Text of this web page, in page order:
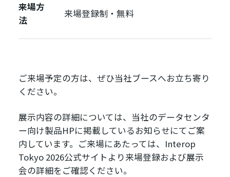
来場方
法
来場登録制・無料
ご来場予定の方は、ぜひ当社ブースへお立ち寄り
ください。
展示内容の詳細については、当社のデータセンタ
ー向け製品HPに掲載しているお知らせにてご案
内しています。ご来場にあたっては、Interop
Tokyo 2026公式サイトより来場登録および展示
会の詳細をご確認ください。